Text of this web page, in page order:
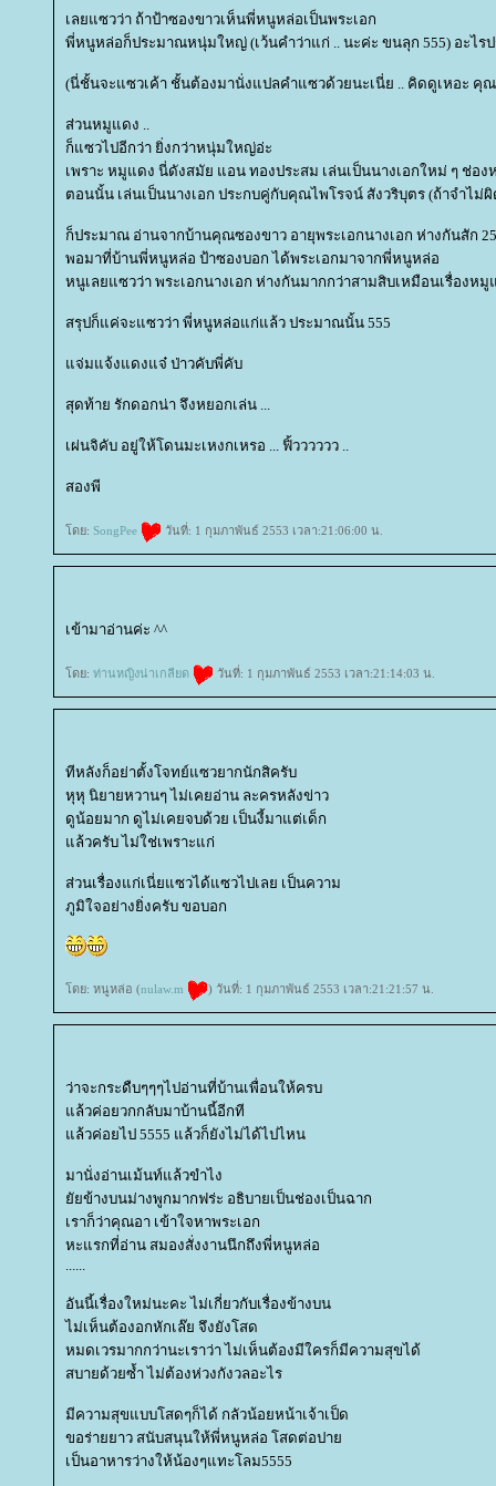
เลยแซวว่า ถ้าป้าซองขาวเห็นพี่หนูหล่อเป็นพระเอก
พี่หนูหล่อก็ประมาณหนุ่มใหญ่ (เว้นคำว่าแก่ .. นะค่ะ ขนลุก 555) อะไร
(นี่ชั้นจะแซวเค้า ชั้นต้องมานั่งแปลคำแซวด้วยนะเนี่ย .. คิดดูเหอะ คุ
ส่วนหมูแดง ..
ก็แซวไปอีกว่า ยิ่งกว่าหนุ่มใหญ่อ่ะ
เพราะ หมูแดง นี่ดังสมัย แอน ทองประสม เล่นเป็นนางเอกใหม่ ๆ ช่อง
ตอนนั้น เล่นเป็นนางเอก ประกบคู่กับคุณไพโรจน์ สังวริบุตร (ถ้าจำไม่ผิ
ก็ประมาณ อ่านจากบ้านคุณซองขาว อายุพระเอกนางเอก ห่างกันสัก
พอมาที่บ้านพี่หนูหล่อ ป้าซองบอก ได้พระเอกมาจากพี่หนูหล่อ
หนูเลยแซวว่า พระเอกนางเอก ห่างกันมากกว่าสามสิบเหมือนเรื่องหมู
สรุปก็แค่จะแซวว่า พี่หนูหล่อแก่แล้ว ประมาณนั้น 555
จ่มแจ้งแดงแจ๋ ป่าวคับพี่คับ
สุดท้าย รักดอกน่า จึงหยอกเล่น ...
เผ่นจิคับ อยู่ให้โดนมะเหงกเหรอ ... ฟิ้วววววว ..
สองพี
ดย: SongPee วันที่: 1 กุมภาพันธ์ 2553 เวลา:21:06:00 น.
เข้ามาอ่านค่ะ ^^
ดย: ท่านหญิงน่าเกลียด วันที่: 1 กุมภาพันธ์ 2553 เวลา:21:14:03 น.
ทีหลังก็อย่าตั้งโจทย์แซวยากนักสิครับ
หุหุ นิยายหวานๆ ไม่เคยอ่าน ละครหลังข่าว
ดูน้อยมาก ดูไม่เคยจบด้วย เป็นงี้มาแต่เด็ก
ล้วครับ ไม่ใช่เพราะแก่
ส่วนเรื่องแก่เนี่ยแซวได้แซวไปเลย เป็นความ
ภูมิใจอย่างยิ่งครับ ขอบอก
ดย: หนูหล่อ (nulaw.m ) วันที่: 1 กุมภาพันธ์ 2553 เวลา:21:21:57 น.
ว่าจะกระดืบๆๆๆไปอ่านที่บ้านเพื่อนให้ครบ
ล้วค่อยวกกลับมาบ้านนี้อีกที
ล้วค่อยไป 5555 แล้วก็ยังไม่ได้ไปไหน
มานั่งอ่านเม้นท์แล้วขำไง
ัยข้างบนม่างพูกมากฟร่ะ อธิบายเป็นช่องเป็นฉาก
เราก็ว่าคุณอา เข้าใจหาพระเอก
หะแรกที่อ่าน สมองสั่งงานนึกถึงพี่หนูหล่อ
......
อันนี้เรื่องใหม่นะคะ ไม่เกี่ยวกับเรื่องข้างบน
ไม่เห็นต้องอกหักเล๊ย จึงยังโสด
หมดเวรมากกว่านะเราว่า ไม่เห็นต้องมีใครก็มีความสุขได้
สบายด้วยซ้ำ ไม่ต้องห่วงกังวลอะไร
มีความสุขแบบโสดๆก็ได้ กลัวน้อยหน้าเจ้าเป็ด
ขอร่ายยาว สนับสนุนให้พี่หนูหล่อ โสดต่อปา
เป็นอาหารว่างให้น้องๆแทะโลม5555